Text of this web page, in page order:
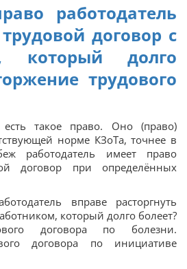
работодатель
договор с
который долго
трудового
такое право. Оно (право)
норме КЗоТа, точнее в
работодатель имеет право
договор при определённых
вправе расторгнуть
который долго болеет?
договора по болезни.
договора по инициативе